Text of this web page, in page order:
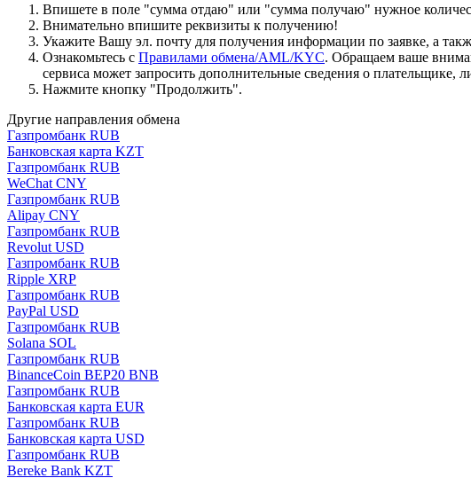
Впишете в поле "сумма отдаю" или "сумма получаю" нужное
Внимательно впишите реквизиты к получению!
Укажите Вашу эл. почту для получения информации по заявке, а
Ознакомьтесь с Правилами обмена/AML/KYC. Обращаем ваше
сервиса может запросить дополнительные сведения о
Нажмите кнопку "Продолжить".
Другие направления обмена
Газпромбанк RUB
Банковская карта KZT
Газпромбанк RUB
WeChat CNY
Газпромбанк RUB
Alipay CNY
Газпромбанк RUB
Revolut USD
Газпромбанк RUB
Ripple XRP
Газпромбанк RUB
PayPal USD
Газпромбанк RUB
Solana SOL
Газпромбанк RUB
BinanceCoin BEP20 BNB
Газпромбанк RUB
Банковская карта EUR
Газпромбанк RUB
Банковская карта USD
Газпромбанк RUB
Bereke Bank KZT